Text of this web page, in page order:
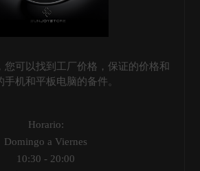
您可以找到工厂价格，保证的价格和
手机和平板电脑的备件。
Horario:
Domingo a Viernes
10:30 - 20:00